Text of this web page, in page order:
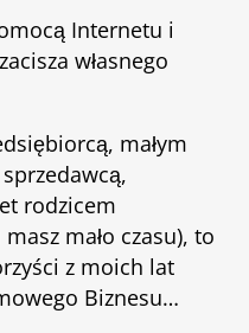
Internetu i
własnego
małym
rodzicem
mało czasu), to
z moich lat
Biznesu…